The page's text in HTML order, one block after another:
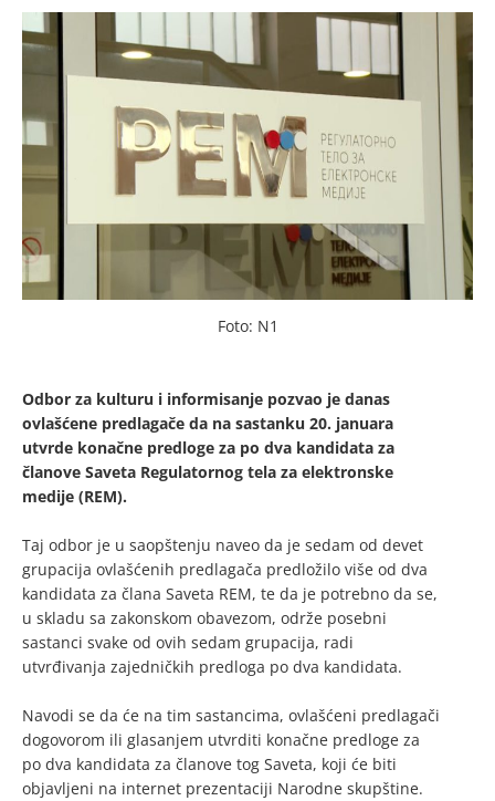
Foto: N1
Odbor za kulturu i informisanje pozvao je danas
ovlašćene predlagače da na sastanku 20. januara
utvrde konačne predloge za po dva kandidata za
članove Saveta Regulatornog tela za elektronske
medije (REM).
Taj odbor je u saopštenju naveo da je sedam od devet
grupacija ovlašćenih predlagača predložilo više od dva
kandidata za člana Saveta REM, te da je potrebno da se,
u skladu sa zakonskom obavezom, održe posebni
sastanci svake od ovih sedam grupacija, radi
utvrđivanja zajedničkih predloga po dva kandidata.
Navodi se da će na tim sastancima, ovlašćeni predlagači
dogovorom ili glasanjem utvrditi konačne predloge za
po dva kandidata za članove tog Saveta, koji će biti
objavljeni na internet prezentaciji Narodne skupštine.